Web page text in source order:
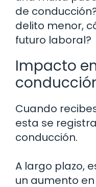
de
delito menor,
futuro laboral?
Impacto
Cuando
esta se
conducción.
A largo plazo,
un aumento